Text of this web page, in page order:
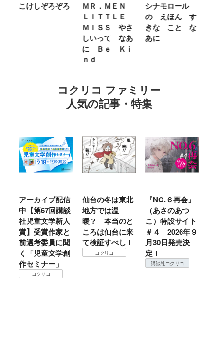
こけしぞろぞろ
ＭＲ．ＭＥＮ
ＬＩＴＴＬＥ
ＭＩＳＳ やさ
しいって なあ
に Ｂｅ Ｋｉ
ｎｄ
シナモロール
の えほん す
きな こと な
あに
コクリコ ファミリー
人気の記事・特集
アーカイブ配信
中【第67回講談
社児童文学新人
賞】受賞作家と
前選考委員に聞
く「児童文学創
作セミナー」
コクリコ
仙台の冬は東北
地方では温
暖？ 本当のと
ころは仙台に来
て検証すべし！
コクリコ
『NO.６再会』
（あさのあつ
こ）特設サイト
＃４ 2026年９
月30日発売決
定！
講談社コクリコ